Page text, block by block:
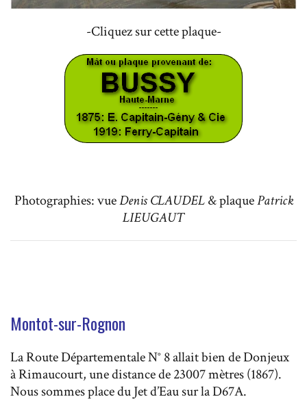
-Cliquez sur cette plaque-
Photographies: vueDenis CLAUDEL& plaquePatrick
LIEUGAUT
Montot-sur-Rognon
La Route Départementale N° 8 allait bien de Donjeux
à Rimaucourt, une distance de 23007 mètres (1867).
Nous sommes place du Jet d’Eau sur la D67A.